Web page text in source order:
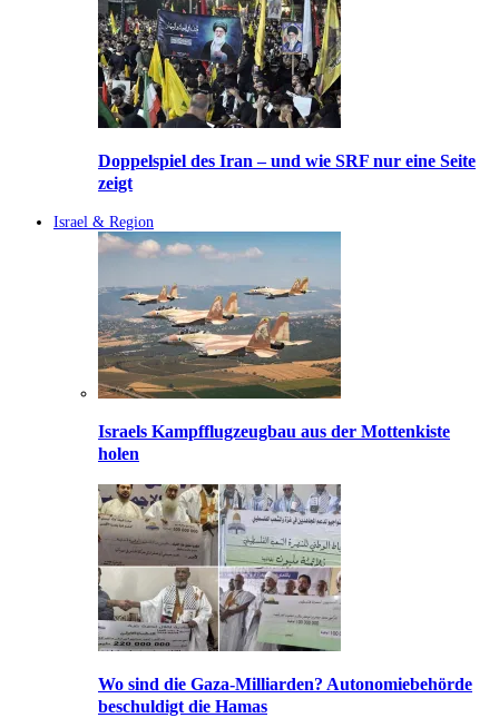
Doppelspiel des Iran – und wie SRF nur eine Seite
zeigt
Israel & Region
Israels Kampfflugzeugbau aus der Mottenkiste
holen
Wo sind die Gaza-Milliarden? Autonomiebehörde
beschuldigt die Hamas